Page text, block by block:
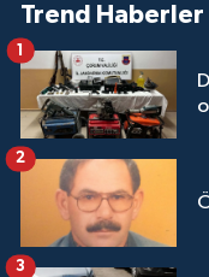
Trend Haberler
1
2
3